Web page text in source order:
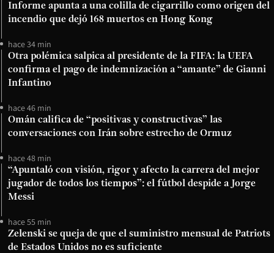
Informe apunta a una colilla de cigarrillo como origen del
incendio que dejó 168 muertos en Hong Kong
hace 34 min
Otra polémica salpica al presidente de la FIFA: la UEFA
confirma el pago de indemnización a “amante” de Gianni
Infantino
hace 46 min
Omán califica de “positivas y constructivas” las
conversaciones con Irán sobre estrecho de Ormuz
hace 48 min
“Apuntaló con visión, rigor y afecto la carrera del mejor
jugador de todos los tiempos”: el fútbol despide a Jorge
Messi
hace 55 min
Zelenski se queja de que el suministro mensual de Patriots
de Estados Unidos no es suficiente